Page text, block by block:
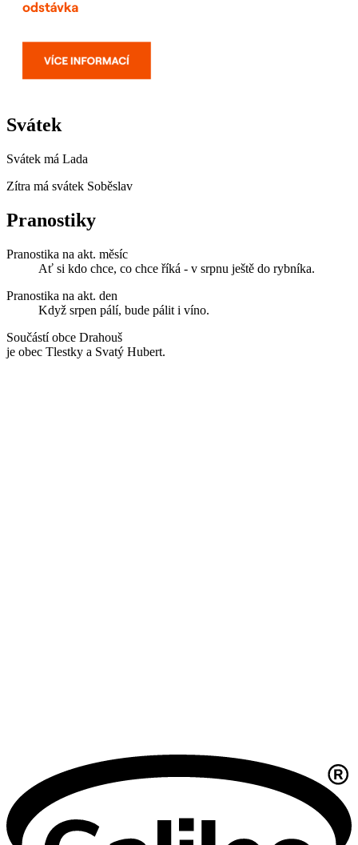
Svátek
Svátek má Lada
Zítra má svátek Soběslav
Pranostiky
Pranostika na akt. měsíc
Ať si kdo chce, co chce říká - v srpnu ještě do rybníka.
Pranostika na akt. den
Když srpen pálí, bude pálit i víno.
Součástí obce Drahouš
je obec Tlestky a Svatý Hubert.